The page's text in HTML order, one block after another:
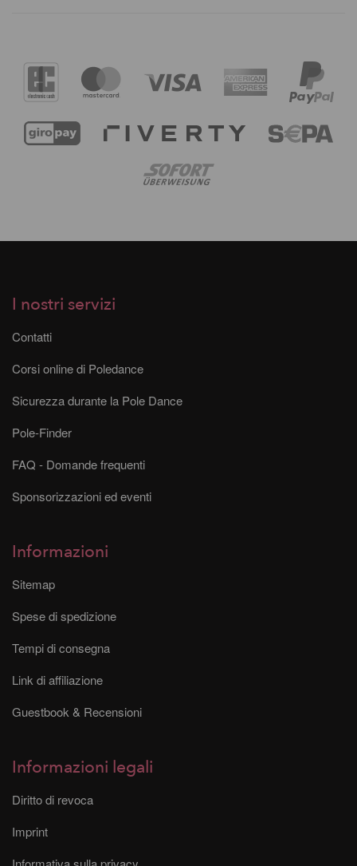
I nostri servizi
Contatti
Corsi online di Poledance
Sicurezza durante la Pole Dance
Pole-Finder
FAQ - Domande frequenti
Sponsorizzazioni ed eventi
Informazioni
Sitemap
Spese di spedizione
Tempi di consegna
Link di affiliazione
Guestbook & Recensioni
Informazioni legali
Diritto di revoca
Imprint